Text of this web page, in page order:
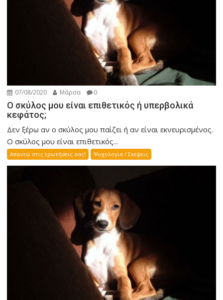
07/08/2020 Μάρσα 0
Ο σκύλος μου είναι επιθετικός ή υπερβολικά
κεφάτος;
Δεν ξέρω αν ο σκύλος μου παίζει ή αν είναι εκνευρισμένος.
Ο σκύλος μου είναι επιθετικός...
Απαντώ στις ερωτήσεις σας! Ψυχολογια / Σκεψεις